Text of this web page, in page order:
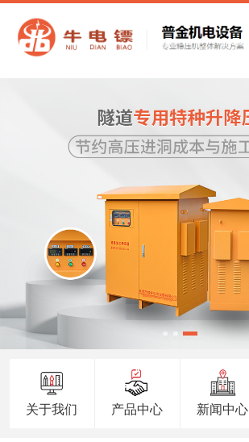
关于我们 产品中心 新闻中心